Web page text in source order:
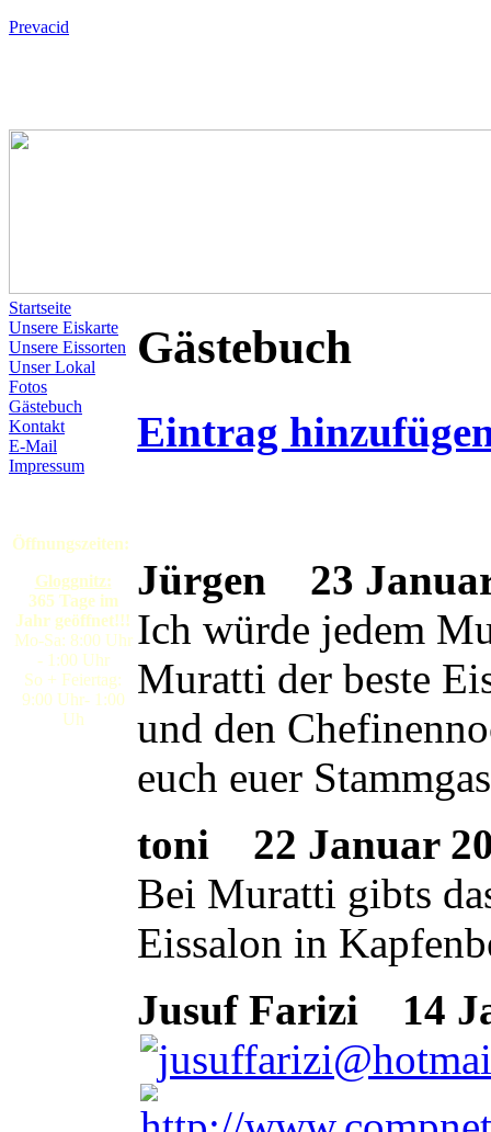
Prevacid
Startseite
Unsere Eiskarte
Unsere Eissorten
Unser Lokal
Fotos
Gästebuch
Kontakt
E-Mail
Impressum
Öffnungszeiten:
Gloggnitz:
365 Tage im
Jahr geöffnet!!!
Mo-Sa: 8:00 Uhr
- 1:00 Uhr
So + Feiertag:
9:00 Uhr- 1:00
Uh
Gästebuch
Eintrag
Jürgen
23
Ich würde jedem
Muratti der beste
und den
euch euer
toni
22 Januar
Bei Muratti gibts
Eissalon in
Jusuf Farizi
14